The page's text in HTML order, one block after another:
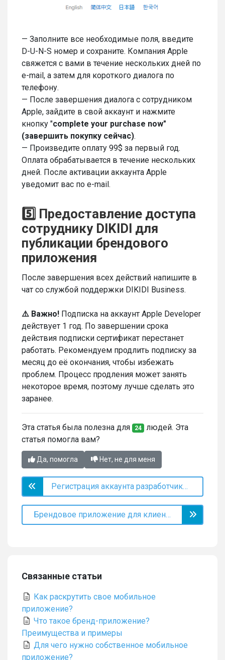
— Заполните все необходимые поля, введите
D-U-N-S номер и сохраните. Компания Apple
свяжется с вами в течение нескольких дней по
e-mail, а затем для короткого диалога по
телефону.
— После завершения диалога с сотрудником
Apple, зайдите в свой аккаунт и нажмите
кнопку "complete your purchase now"
(завершить покупку сейчас).
— Произведите оплату 99$ за первый год.
Оплата обрабатывается в течение нескольких
дней. После активации аккаунта Apple
уведомит вас по e-mail.
5️⃣ Предоставление доступа
сотруднику DIKIDI для
публикации брендового
приложения
После завершения всех действий напишите в
чат со службой поддержки DIKIDI Business.
⚠️ Важно! Подписка на аккаунт Apple Developer
действует 1 год. По завершении срока
действия подписки сертификат перестанет
работать. Рекомендуем продлить подписку за
месяц до её окончания, чтобы избежать
проблем. Процесс продления может занять
некоторое время, поэтому лучше сделать это
заранее.
Эта статья была полезна для 24 людей. Эта
статья помогла вам?
Да, помогла Нет, не для меня
Регистрация аккаунта разработчика в App Store для индивидуальных предпринимателей
Брендовое приложение для клиентов в App Store и Google Play
Связанные статьи
Как раскрутить свое мобильное
приложение?
Что такое бренд-приложение?
Преимущества и примеры
Для чего нужно собственное мобильное
приложение?